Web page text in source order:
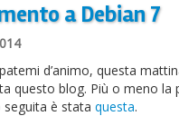
a Debian 7
d’animo, questa
questo blog. Più o meno la
è stata questa.